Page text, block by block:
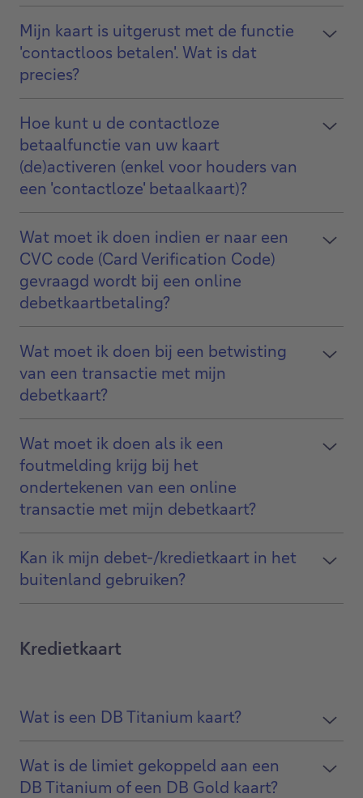
Mijn kaart is uitgerust met de functie
'contactloos betalen'. Wat is dat
precies?
Hoe kunt u de contactloze
betaalfunctie van uw kaart
(de)activeren (enkel voor houders van
een 'contactloze' betaalkaart)?
Wat moet ik doen indien er naar een
CVC code (Card Verification Code)
gevraagd wordt bij een online
debetkaartbetaling?
Wat moet ik doen bij een betwisting
van een transactie met mijn
debetkaart?
Wat moet ik doen als ik een
foutmelding krijg bij het
ondertekenen van een online
transactie met mijn debetkaart?
Kan ik mijn debet-/kredietkaart in het
buitenland gebruiken?
Kredietkaart
Wat is een DB Titanium kaart?
Wat is de limiet gekoppeld aan een
DB Titanium of een DB Gold kaart?